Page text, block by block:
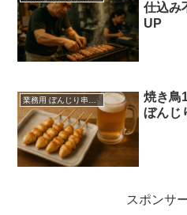
仕込み
UP
焼き鳥
ぼんじ
スポンサ